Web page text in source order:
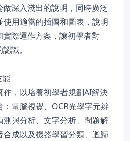
深入淺出的說明，同時廣泛
用適當的插圖和圖表，說明
際運作方案，讓初學者對
識。
能
，以培養初學者規劃AI解決
電腦視覺、OCR光學字元辨
與分析、文字分析、問題解
成以及機器學習分類、迴歸